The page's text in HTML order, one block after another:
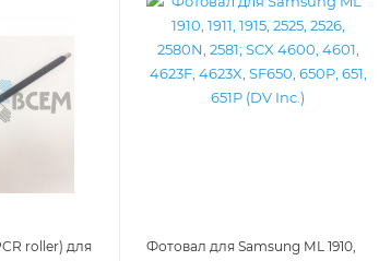
roller) для
Фотовал для Samsung ML 1910,